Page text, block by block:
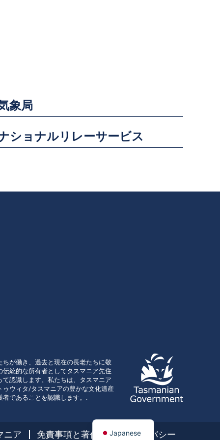
象局
ショナルリレーサービス
ちが働き、過去と現在の長老たちに敬
伝統的な所有者としてタスマニア先住
て認識します。私たちは、タスマニア
ゥウィタ/タスマニアの豊かな文化遺産
者であることを認識します。.
ニア 免責事項と著作権 プライバシー
Japanese